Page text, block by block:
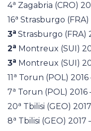
4a Zagabria (CRO)
16a Strasburgo
3a Strasburgo (FRA)
2a Montreux (SUI)
3a Montreux (SUI)
11 a Torun (POL)
7a Torun (POL) 2016
20a Tbilisi (GEO)
8a Tbilisi (GEO) 2017